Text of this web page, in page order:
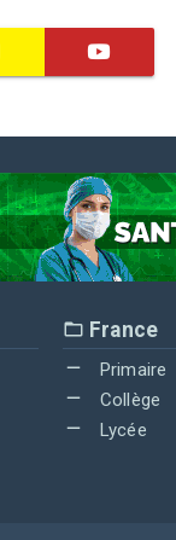
France
Primaire
Collège
Lycée